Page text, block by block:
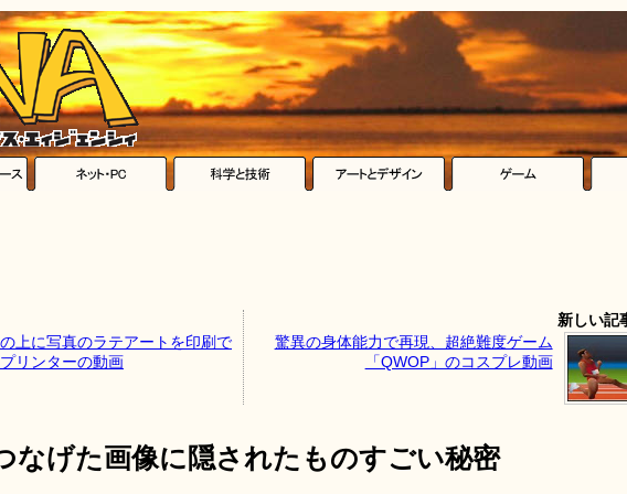
上に写真のラテアートを印刷で
リンターの動画
新しい記
驚異の身体能力で再現、超絶難度ゲーム
「QWOP」のコスプレ動画
なげた画像に隠されたものすごい秘密